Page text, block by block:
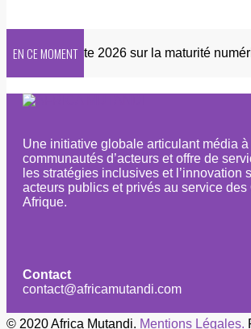
EN CE MOMENT
Enquête 2026 sur la maturité
Une initiative globale articulant média à
communautés d’acteurs et offre de
les stratégies inclusives et l’innovation
acteurs publics et privés au service des
Afrique.
Contact
contact@africamutandi.com
© 2020 Africa Mutandi. Mentions Légales.